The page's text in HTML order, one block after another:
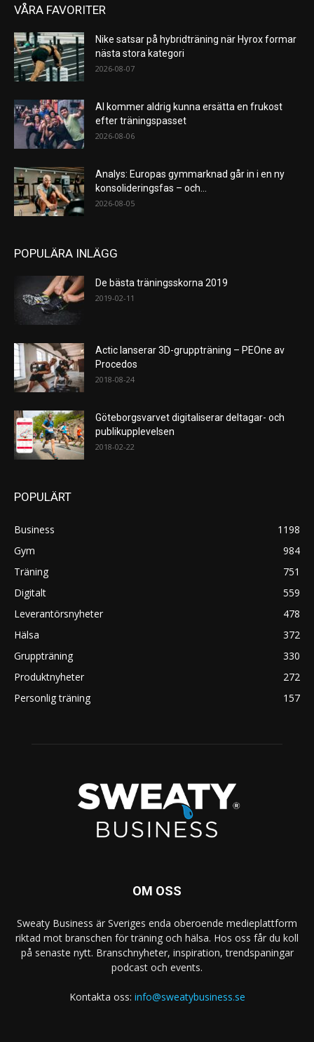
VÅRA FAVORITER
Nike satsar på hybridträning när Hyrox formar
nästa stora kategori
2026-08-07
AI kommer aldrig kunna ersätta en frukost
efter träningspasset
2026-08-06
Analys: Europas gymmarknad går in i en ny
konsolideringsfas – och...
2026-08-05
POPULÄRA INLÄGG
De bästa träningsskorna 2019
2019-02-11
Actic lanserar 3D-gruppträning – PEOne av
Procedos
2018-08-24
Göteborgsvarvet digitaliserar deltagar- och
publikupplevelsen
2018-02-22
POPULÄRT
Business
1198
Gym
984
Träning
751
Digitalt
559
Leverantörsnyheter
478
Hälsa
372
Gruppträning
330
Produktnyheter
272
Personlig träning
157
OM OSS
Sweaty Business är Sveriges enda oberoende medieplattform
riktad mot branschen för träning och hälsa. Hos oss får du koll
på senaste nytt. Branschnyheter, inspiration, trendspaningar
podcast och events.
Kontakta oss: info@sweatybusiness.se